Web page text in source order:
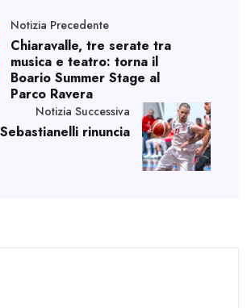
Notizia Precedente
Chiaravalle, tre serate tra
musica e teatro: torna il
Boario Summer Stage al
Parco Ravera
Notizia Successiva
rinuncia